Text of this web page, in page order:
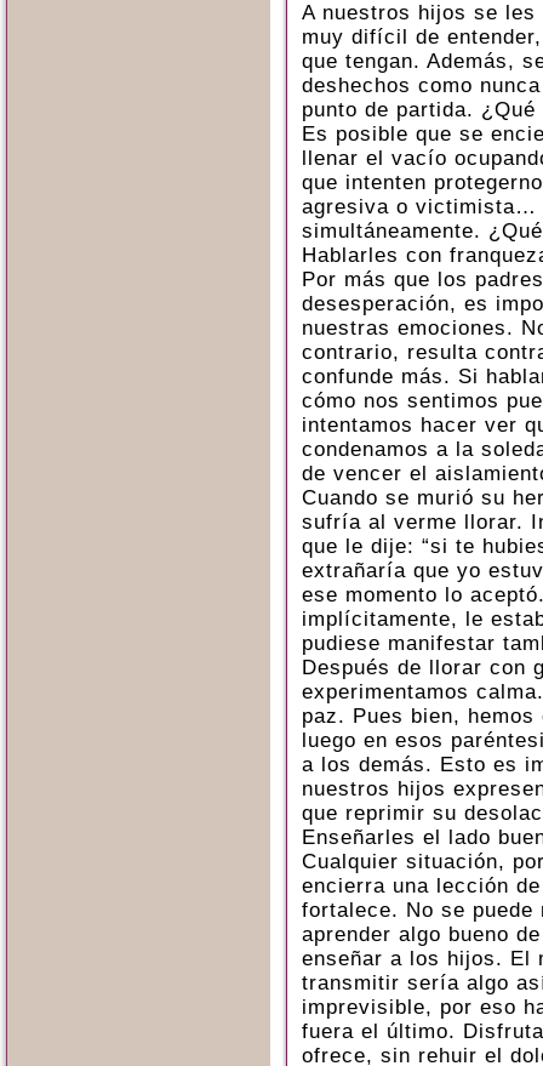
A nuestros hijos se les
muy difícil de
que tengan. Además,
deshechos como
punto de partida.
Es posible que se
llenar el vacío
que intenten
agresiva o victimista…
simultáneamente.
Hablarles con
Por más que los
desesperación, es
nuestras emociones.
contrario, resulta
confunde más. Si
cómo nos sentimos
intentamos hacer ver
condenamos a la
de vencer el
Cuando se murió su
sufría al verme llorar.
que le dije: “si te
extrañaría que yo
ese momento lo
implícitamente, le
pudiese manifestar
Después de llorar con
experimentamos
paz. Pues bien,
luego en esos
a los demás. Esto es
nuestros hijos
que reprimir su
Enseñarles el lado
Cualquier situación,
encierra una lección
fortalece. No se
aprender algo bueno
enseñar a los hijos. El
transmitir sería algo
imprevisible, por eso
fuera el último.
ofrece, sin rehuir el